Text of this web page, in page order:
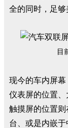
全的同时，足够
目
现今的车内屏
仪表屏的位置
触摸屏的位置
台、或是内嵌